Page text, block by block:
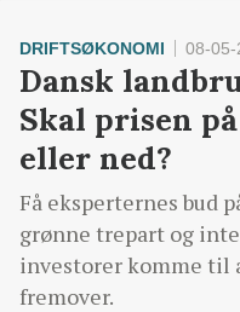
DRIFTSØKONOMI 08-05-
Dansk
Skal prisen
eller ned?
Få eksperternes bud
grønne trepart og
investorer komme til
fremover.